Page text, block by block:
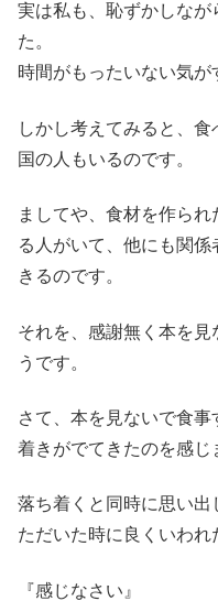
実は私も、恥ずかしなが
た。
時間がもったいない気が
しかし考えてみると、
国の人もいるのです。
ましてや、食材を作ら
る人がいて、他にも関
きるのです。
それを、感謝無く本を
うです。
さて、本を見ないで食
着きがでてきたのを感じ
落ち着くと同時に思い
ただいた時に良くいわれ
『感じなさい』